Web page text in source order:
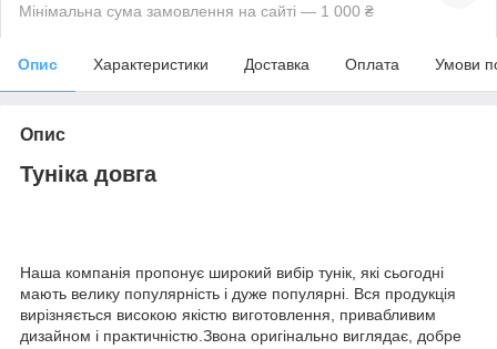
Мінімальна сума замовлення на сайті — 1 000 ₴
Опис Характеристики Доставка Оплата Умови
Опис
Туніка довга
Наша компанія пропонує широкий вибір тунік, які сьогодні
мають велику популярність і дуже популярні. Вся продукція
вирізняється високою якістю виготовлення, привабливим
дизайном і практичністю.Звона оригінально виглядає, добре